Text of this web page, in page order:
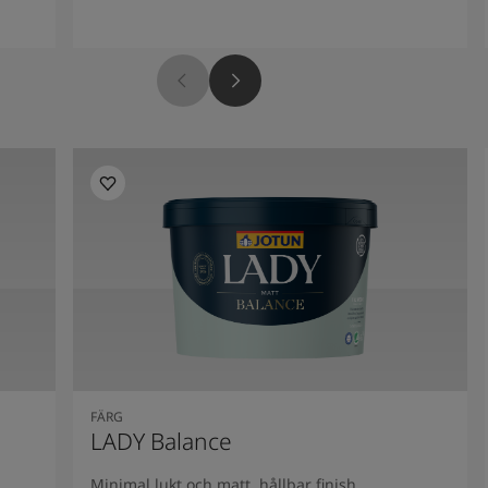
FÄRG
LADY Balance
Minimal lukt och matt, hållbar finish.